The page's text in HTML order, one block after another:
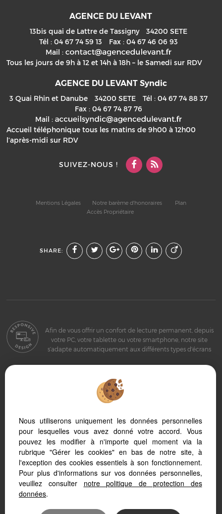
AGENCE DU LEVANT
13bis quai de Lattre de Tassigny 34200 SETE
Tél : 04 67 74 59 13 Fax : 04 67 46 06 93
Mail :
Tous les jours de 9h à 12 et 14h à 18h – le Samedi sur RDV
AGENCE DU LEVANT Syndic
3 Quai Rhin et Danube 34200 SETE Tél : 04 67 74 88 37
Fax : 04 67 74 87 76
Mail :
Accueil téléphonique tous les matins de 9h00 à 12h00
l’après-midi sur RDV
SUIVEZ-NOUS !
Mentions Légales Notre barème d'honoraires
Plan
Accès Propriétaire
SHARE:
Afin de vous offrir un confort de lecture permanent, depuis
votre PC, votre tablette ou votre smartphone, notre site
s’adapte automatiquement aux différents types d'écrans
Logiciel transaction
Site internet immobilier
Sete (34200)
Frontignan (34110)
Nous utiliserons uniquement les données personnelles
pour lesquelles vous avez donné votre accord. Vous
pouvez les modifier à n'importe quel moment via la
rubrique "Gérer les cookies" en bas de notre site, à
l'exception des cookies essentiels à son fonctionnement.
Pour plus d'informations sur vos données personnelles,
veuillez consulter notre politique de protection des
données.